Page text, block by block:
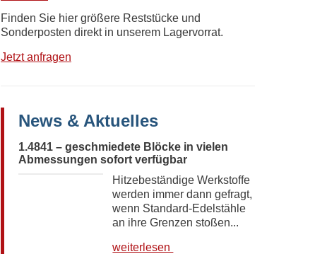
Finden Sie hier größere Reststücke und
Sonderposten direkt in unserem Lagervorrat.
Jetzt anfragen
News & Aktuelles
1.4841 – geschmiedete Blöcke in vielen
Abmessungen sofort verfügbar
Hitzebeständige Werkstoffe
werden immer dann gefragt,
wenn Standard-Edelstähle
an ihre Grenzen stoßen...
weiterlesen